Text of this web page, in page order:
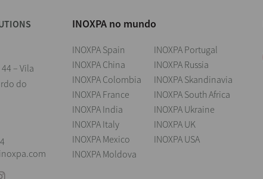
– Vila
do
INOXPA no mundo
INOXPA Spain
INOXPA China
INOXPA Colombia
INOXPA France
INOXPA India
INOXPA Italy
INOXPA Mexico
INOXPA Moldova
INOXPA Portugal
INOXPA Russia
INOXPA Skandinavia
INOXPA South Africa
INOXPA Ukraine
INOXPA UK
INOXPA USA